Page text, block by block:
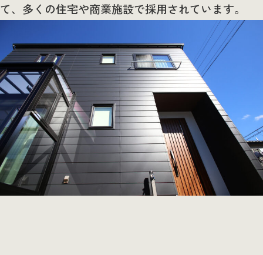
て、多くの住宅や商業施設で採用されています。